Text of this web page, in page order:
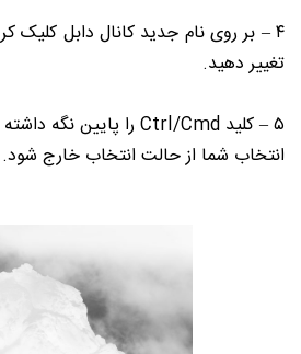
تغییر دهید.
انتخاب شما از حالت انتخاب خارج شود.